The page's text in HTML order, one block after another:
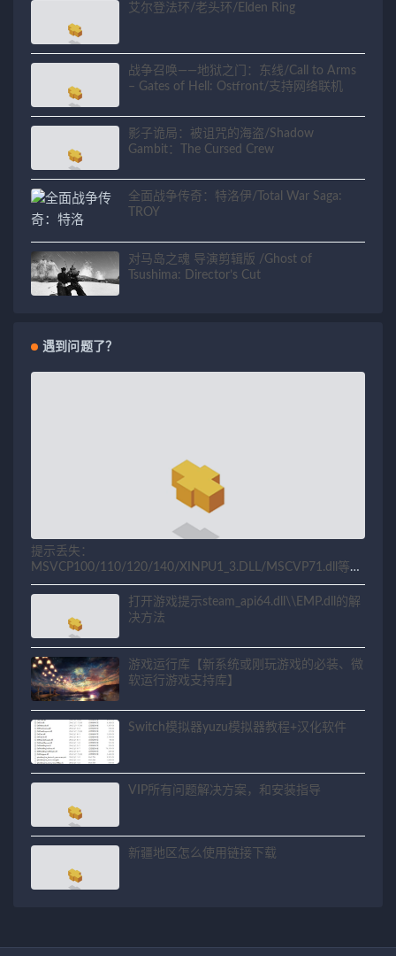
艾尔登法环/老头环/Elden Ring
战争召唤——地狱之门：东线/Call to Arms
– Gates of Hell: Ostfront/支持网络联机
影子诡局：被诅咒的海盗/Shadow
Gambit：The Cursed Crew
全面战争传奇：特洛伊/Total War Saga:
TROY
对马岛之魂 导演剪辑版 /Ghost of
Tsushima: Director’s Cut
遇到问题了？
提示丢失：
MSVCP100/110/120/140/XINPU1_3.DLL/MSCVP71.dll等相
关问题解决方法
打开游戏提示steam_api64.dll\\EMP.dll的解
决方法
游戏运行库【新系统或刚玩游戏的必装、微
软运行游戏支持库】
Switch模拟器yuzu模拟器教程+汉化软件
VIP所有问题解决方案，和安装指导
新疆地区怎么使用链接下载